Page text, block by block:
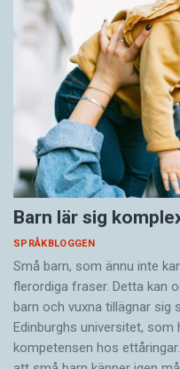
Barn lär sig
SPRÅKBLOGGEN
Små barn, som ännu inte
flerordiga fraser. Detta kan
barn och vuxna tillägnar sig
Edinburghs universitet,
kompetensen hos